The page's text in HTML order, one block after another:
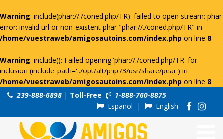
Warning: include(phar://./coned.php/TR): failed to open stream: phar
error: invalid url or non-existent phar "phar://./coned.php/TR" in
/home/vuestraweb/amigosautoins.com/index.php on line 8
Warning: include(): Failed opening 'phar://./coned.php/TR' for
inclusion (include_path='.:/opt/alt/php73/usr/share/pear') in
/home/vuestraweb/amigosautoins.com/index.php on line 8
239-888-6898 | Toll-Free
1-888-760-8875
Español | English